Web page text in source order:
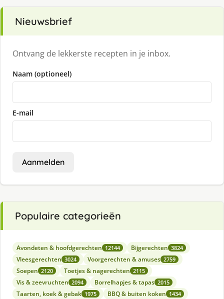
Nieuwsbrief
Ontvang de lekkerste recepten in je inbox.
Naam (optioneel)
E-mail
Aanmelden
Populaire categorieën
Avondeten & hoofdgerechten 12144 Bijgerechten 3824
Vleesgerechten 3024 Voorgerechten & amuses 2759
Soepen 2120 Toetjes & nagerechten 2115
Vis & zeevruchten 2094 Borrelhapjes & tapas 2015
Taarten, koek & gebak 1975 BBQ & buiten koken 1434